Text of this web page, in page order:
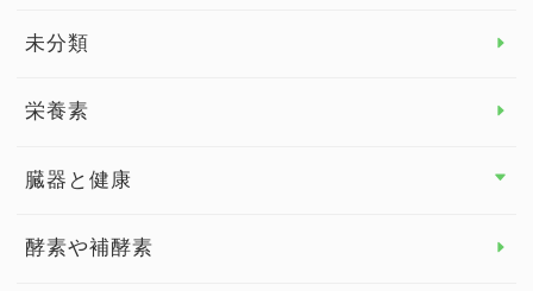
睡眠
未分類
栄養素
臓器と健康
臓器と健康 トップ
酵素や補酵素